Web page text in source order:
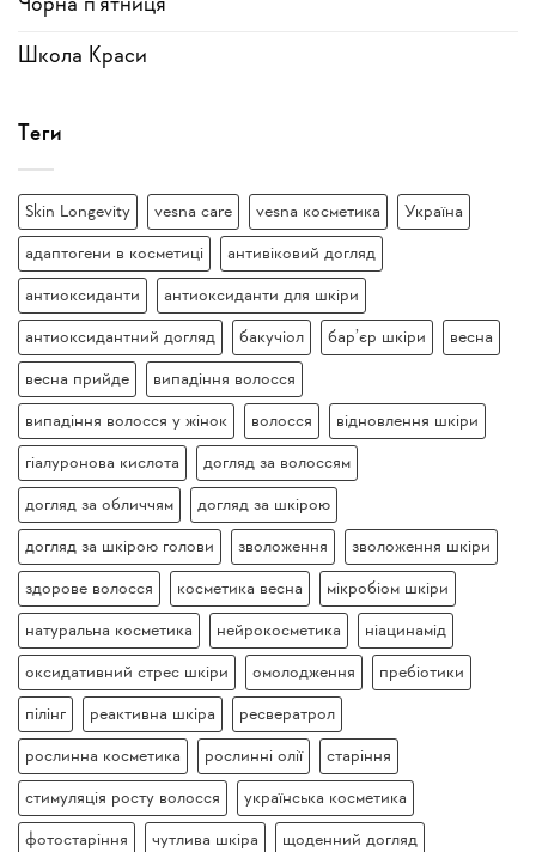
Чорна п'ятниця
Школа Краси
Теги
Skin Longevity vesna care vesna косметика Україна
адаптогени в косметиці антивіковий догляд
антиоксиданти антиоксиданти для шкіри
антиоксидантний догляд бакучіол бар’єр шкіри весна
весна прийде випадіння волосся
випадіння волосся у жінок волосся відновлення шкіри
гіалуронова кислота догляд за волоссям
догляд за обличчям догляд за шкірою
догляд за шкірою голови зволоження зволоження шкіри
здорове волосся косметика весна мікробіом шкіри
натуральна косметика нейрокосметика ніацинамід
оксидативний стрес шкіри омолодження пребіотики
пілінг реактивна шкіра ресвератрол
рослинна косметика рослинні олії старіння
стимуляція росту волосся українська косметика
фотостаріння чутлива шкіра щоденний догляд